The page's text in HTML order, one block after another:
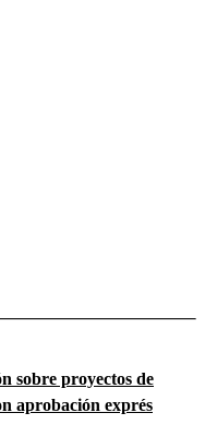
sobre proyectos de
aprobación exprés